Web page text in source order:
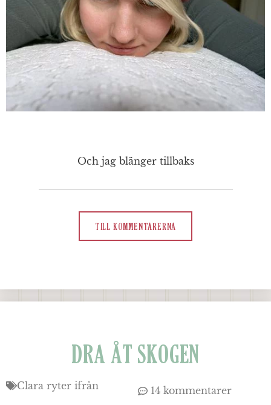
Och jag blänger tillbaks
TILL KOMMENTARERNA
DRA ÅT SKOGEN
Clara ryter ifrån 14 kommentarer